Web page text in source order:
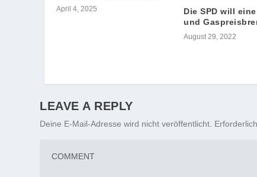
April 4, 2025
Die SPD will
und
August 29, 2022
LEAVE A REPLY
Deine E-Mail-Adresse wird nicht veröffentlicht.